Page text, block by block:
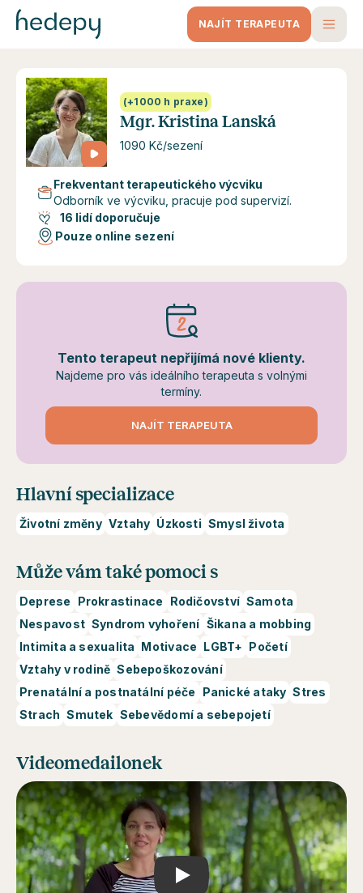
NAJÍT TERAPEUTA
(+1000 h praxe)
Mgr. Kristina Lanská
1090 Kč/sezení
Frekventant terapeutického výcviku
Odborník ve výcviku, pracuje pod supervizí.
16 lidí doporučuje
Pouze online sezení
Tento terapeut nepřijímá nové klienty.
Najdeme pro vás ideálního terapeuta s volnými
termíny.
NAJÍT TERAPEUTA
Hlavní specializace
Životní změny Vztahy Úzkosti Smysl života
Může vám také pomoci s
Deprese Prokrastinace Rodičovství Samota
Nespavost Syndrom vyhoření Šikana a mobbing
Intimita a sexualita Motivace LGBT+ Početí
Vztahy v rodině Sebepoškozování
Prenatální a postnatální péče
Panické ataky Stres
Strach Smutek Sebevědomí a sebepojetí
Videomedailonek
Play